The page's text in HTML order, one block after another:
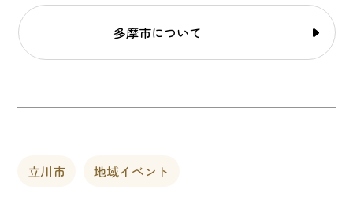
多摩市について
立川市 地域イベント